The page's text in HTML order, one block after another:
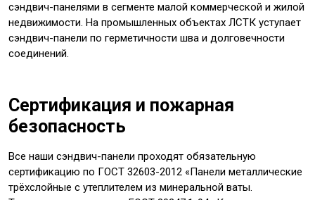
сэндвич-панелями в сегменте малой коммерческой и жилой
недвижимости. На промышленных объектах ЛСТК уступает
сэндвич-панели по герметичности шва и долговечности
соединений.
Сертификация и пожарная
безопасность
Все наши сэндвич-панели проходят обязательную
сертификацию по ГОСТ 32603-2012 «Панели металлические
трёхслойные с утеплителем из минеральной ваты.